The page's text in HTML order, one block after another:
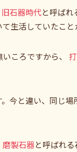
旧石器時代と呼ばれ
生活していたこと
ころですから、
今と違い、同じ
磨製石器と呼ばれ